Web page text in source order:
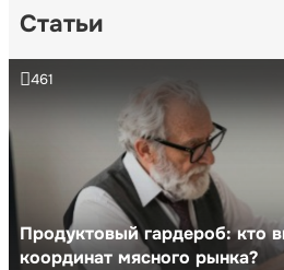
Статьи
Продуктовый гардероб: кто
координат мясного рынка?
461